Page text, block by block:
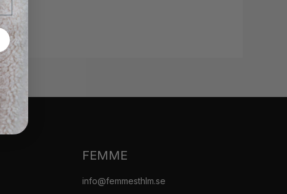
FEMME
info@femmesthlm.se